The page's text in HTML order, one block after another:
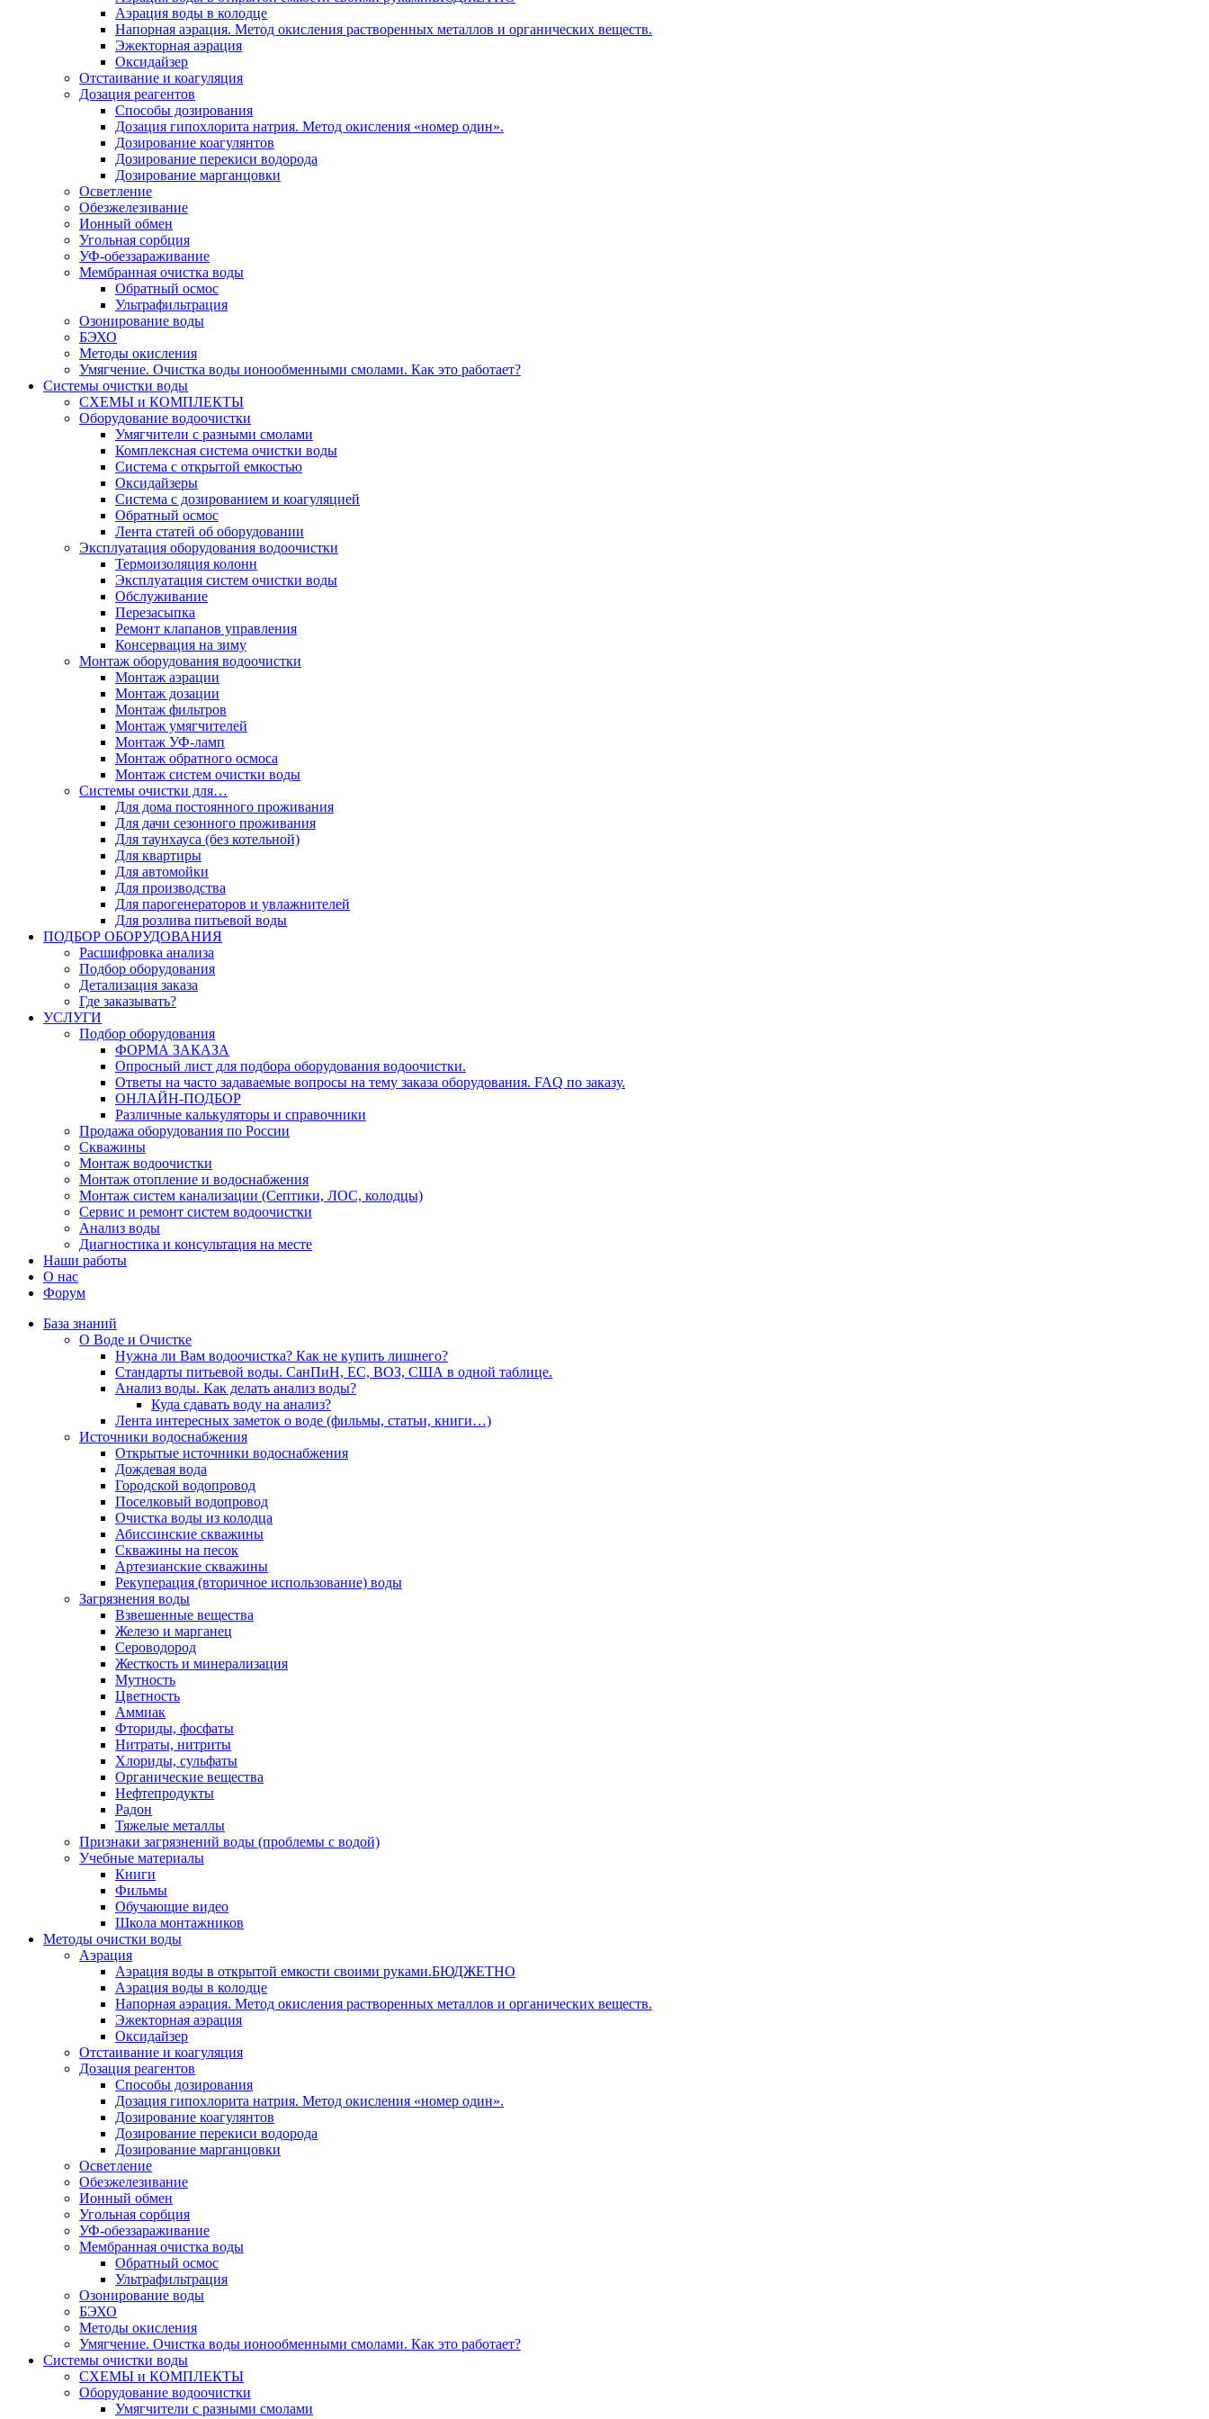
Аэрация воды в колодце
Напорная аэрация. Метод окисления растворенных металлов и органических веществ.
Эжекторная аэрация
Оксидайзер
Отстаивание и коагуляция
Дозация реагентов
Способы дозирования
Дозация гипохлорита натрия. Метод окисления «номер один».
Дозирование коагулянтов
Дозирование перекиси водорода
Дозирование марганцовки
Осветление
Обезжелезивание
Ионный обмен
Угольная сорбция
УФ-обеззараживание
Мембранная очистка воды
Обратный осмос
Ультрафильтрация
Озонирование воды
БЭХО
Методы окисления
Умягчение. Очистка воды ионообменными смолами. Как это работает?
Системы очистки воды
СХЕМЫ и КОМПЛЕКТЫ
Оборудование водоочистки
Умягчители с разными смолами
Комплексная система очистки воды
Система с открытой емкостью
Оксидайзеры
Система с дозированием и коагуляцией
Обратный осмос
Лента статей об оборудовании
Эксплуатация оборудования водоочистки
Термоизоляция колонн
Эксплуатация систем очистки воды
Обслуживание
Перезасыпка
Ремонт клапанов управления
Консервация на зиму
Монтаж оборудования водоочистки
Монтаж аэрации
Монтаж дозации
Монтаж фильтров
Монтаж умягчителей
Монтаж УФ-ламп
Монтаж обратного осмоса
Монтаж систем очистки воды
Системы очистки для…
Для дома постоянного проживания
Для дачи сезонного проживания
Для таунхауса (без котельной)
Для квартиры
Для автомойки
Для производства
Для парогенераторов и увлажнителей
Для розлива питьевой воды
ПОДБОР ОБОРУДОВАНИЯ
Расшифровка анализа
Подбор оборудования
Детализация заказа
Где заказывать?
УСЛУГИ
Подбор оборудования
ФОРМА ЗАКАЗА
Опросный лист для подбора оборудования водоочистки.
Ответы на часто задаваемые вопросы на тему заказа оборудования. FAQ по заказу.
ОНЛАЙН-ПОДБОР
Различные калькуляторы и справочники
Продажа оборудования по России
Скважины
Монтаж водоочистки
Монтаж отопление и водоснабжения
Монтаж систем канализации (Септики, ЛОС, колодцы)
Сервис и ремонт систем водоочистки
Анализ воды
Диагностика и консультация на месте
Наши работы
О нас
Форум
База знаний
О Воде и Очистке
Нужна ли Вам водоочистка? Как не купить лишнего?
Стандарты питьевой воды. СанПиН, ЕС, ВОЗ, США в одной таблице.
Анализ воды. Как делать анализ воды?
Куда сдавать воду на анализ?
Лента интересных заметок о воде (фильмы, статьи, книги…)
Источники водоснабжения
Открытые источники водоснабжения
Дождевая вода
Городской водопровод
Поселковый водопровод
Очистка воды из колодца
Абиссинские скважины
Скважины на песок
Артезианские скважины
Рекуперация (вторичное использование) воды
Загрязнения воды
Взвешенные вещества
Железо и марганец
Сероводород
Жесткость и минерализация
Мутность
Цветность
Аммиак
Фториды, фосфаты
Нитраты, нитриты
Хлориды, сульфаты
Органические вещества
Нефтепродукты
Радон
Тяжелые металлы
Признаки загрязнений воды (проблемы с водой)
Учебные материалы
Книги
Фильмы
Обучающие видео
Школа монтажников
Методы очистки воды
Аэрация
Аэрация воды в открытой емкости своими руками.БЮДЖЕТНО
Аэрация воды в колодце
Напорная аэрация. Метод окисления растворенных металлов и органических веществ.
Эжекторная аэрация
Оксидайзер
Отстаивание и коагуляция
Дозация реагентов
Способы дозирования
Дозация гипохлорита натрия. Метод окисления «номер один».
Дозирование коагулянтов
Дозирование перекиси водорода
Дозирование марганцовки
Осветление
Обезжелезивание
Ионный обмен
Угольная сорбция
УФ-обеззараживание
Мембранная очистка воды
Обратный осмос
Ультрафильтрация
Озонирование воды
БЭХО
Методы окисления
Умягчение. Очистка воды ионообменными смолами. Как это работает?
Системы очистки воды
СХЕМЫ и КОМПЛЕКТЫ
Оборудование водоочистки
Умягчители с разными смолами